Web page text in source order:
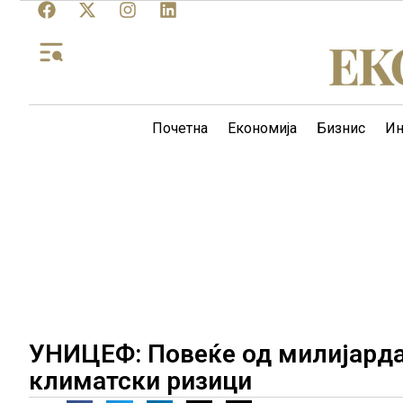
Почетна Економија Бизнис
УНИЦЕФ: Повеќе од
климатски ризици